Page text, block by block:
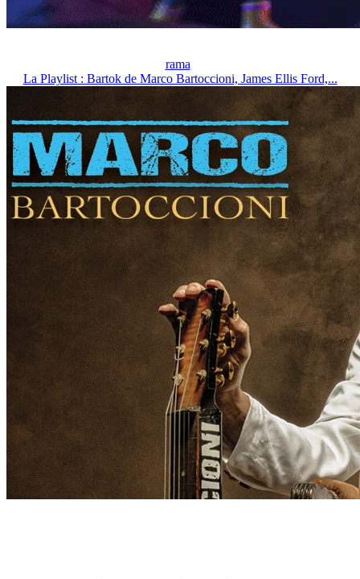
rama
La Playlist : Bartok de Marco Bartoccioni, James Ellis Ford,...